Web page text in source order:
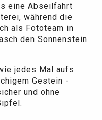
eine Abseilfahrt
während die
als Fototeam in
den Sonnenstein
jedes Mal aufs
Gestein -
und ohne